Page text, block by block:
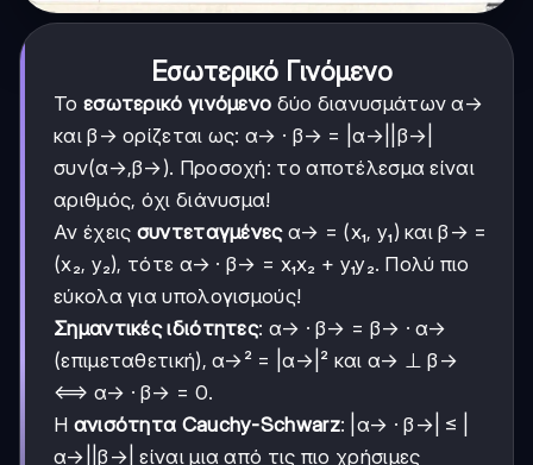
Εσωτερικό Γινόμενο
Το εσωτερικό γινόμενο δύο διανυσμάτων α→
και β→ ορίζεται ως: α→ · β→ = |α→||β→|
συν(α→,β→). Προσοχή: το αποτέλεσμα είναι
αριθμός, όχι διάνυσμα!
Αν έχεις συντεταγμένεςα→ = (x₁, y₁) και β→ =
(x₂, y₂), τότε α→ · β→ = x₁x₂ + y₁y₂. Πολύ πιο
εύκολα για υπολογισμούς!
Σημαντικές ιδιότητες: α→ · β→ = β→ · α→
(επιμεταθετική), α→² = |α→|² και α→ ⊥ β→
⟺ α→ · β→ = 0.
Η ανισότητα Cauchy-Schwarz: |α→ · β→| ≤ |
α→||β→| είναι μια από τις πιο χρήσιμες